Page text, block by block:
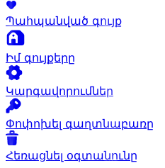
Պահպանված գույք
Իմ գույքերը
Կարգավորումներ
Փոփոխել գաղտնաբառը
Հեռացնել օգտանունը